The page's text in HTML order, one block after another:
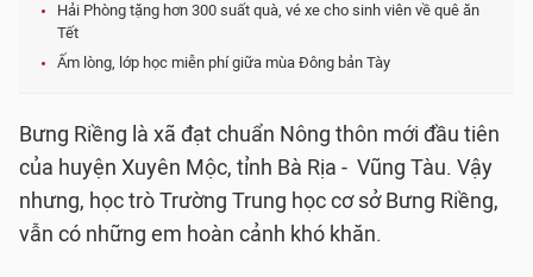
Hải Phòng tặng hơn 300 suất quà, vé xe cho sinh viên về quê ăn
Tết
Ấm lòng, lớp học miễn phí giữa mùa Đông bản Tày
Bưng Riềng là xã đạt chuẩn Nông thôn mới đầu tiên
của huyện Xuyên Mộc, tỉnh Bà Rịa - Vũng Tàu. Vậy
nhưng, học trò Trường Trung học cơ sở Bưng Riềng,
vẫn có những em hoàn cảnh khó khăn.